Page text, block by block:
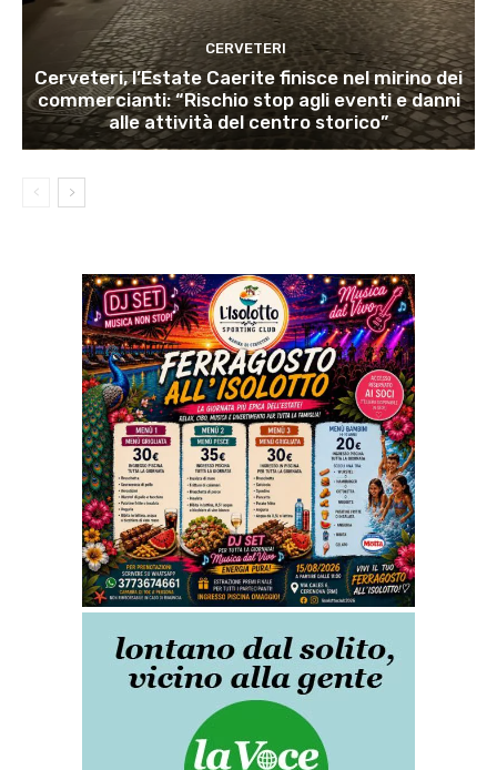
CERVETERI
Cerveteri, l’Estate Caerite finisce nel mirino dei
commercianti: “Rischio stop agli eventi e danni
alle attività del centro storico”